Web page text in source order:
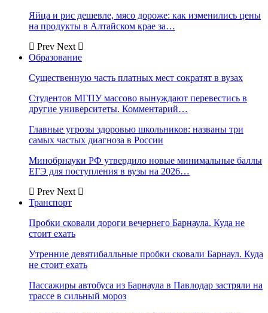
Яйца и рис дешевле, мясо дороже: как изменились цены
на продукты в Алтайском крае за…
Prev Next
Образование
Существенную часть платных мест сократят в вузах
Студентов МГПУ массово вынуждают перевестись в
другие университеты. Комментарий…
Главные угрозы здоровью школьников: названы три
самых частых диагноза в России
Минобрнауки РФ утвердило новые минимальные баллы
ЕГЭ для поступления в вузы на 2026…
Prev Next
Транспорт
Пробки сковали дороги вечернего Барнаула. Куда не
стоит ехать
Утренние девятибалльные пробки сковали Барнаул. Куда
не стоит ехать
Пассажиры автобуса из Барнаула в Павлодар застряли на
трассе в сильный мороз